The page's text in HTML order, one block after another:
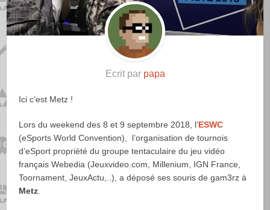
Ecrit par papa
Ici c’est Metz !
Lors du weekend des 8 et 9 septembre 2018, l’ESWC
(eSports World Convention), l’organisation de tournois
d’eSport propriété du groupe tentaculaire du jeu vidéo
français Webedia (Jeuxvideo.com, Millenium, IGN France,
Toornament, JeuxActu,..), a déposé ses souris de gam3rz à
Metz